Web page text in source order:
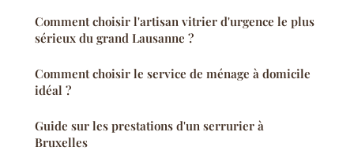
Comment choisir l'artisan vitrier d'urgence le plus
sérieux du grand Lausanne ?
Comment choisir le service de ménage à domicile
idéal ?
Guide sur les prestations d'un serrurier à
Bruxelles